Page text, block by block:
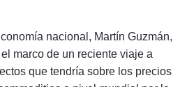
nacional, Martín Guzmán,
marco de un reciente viaje a
que tendría sobre los precios